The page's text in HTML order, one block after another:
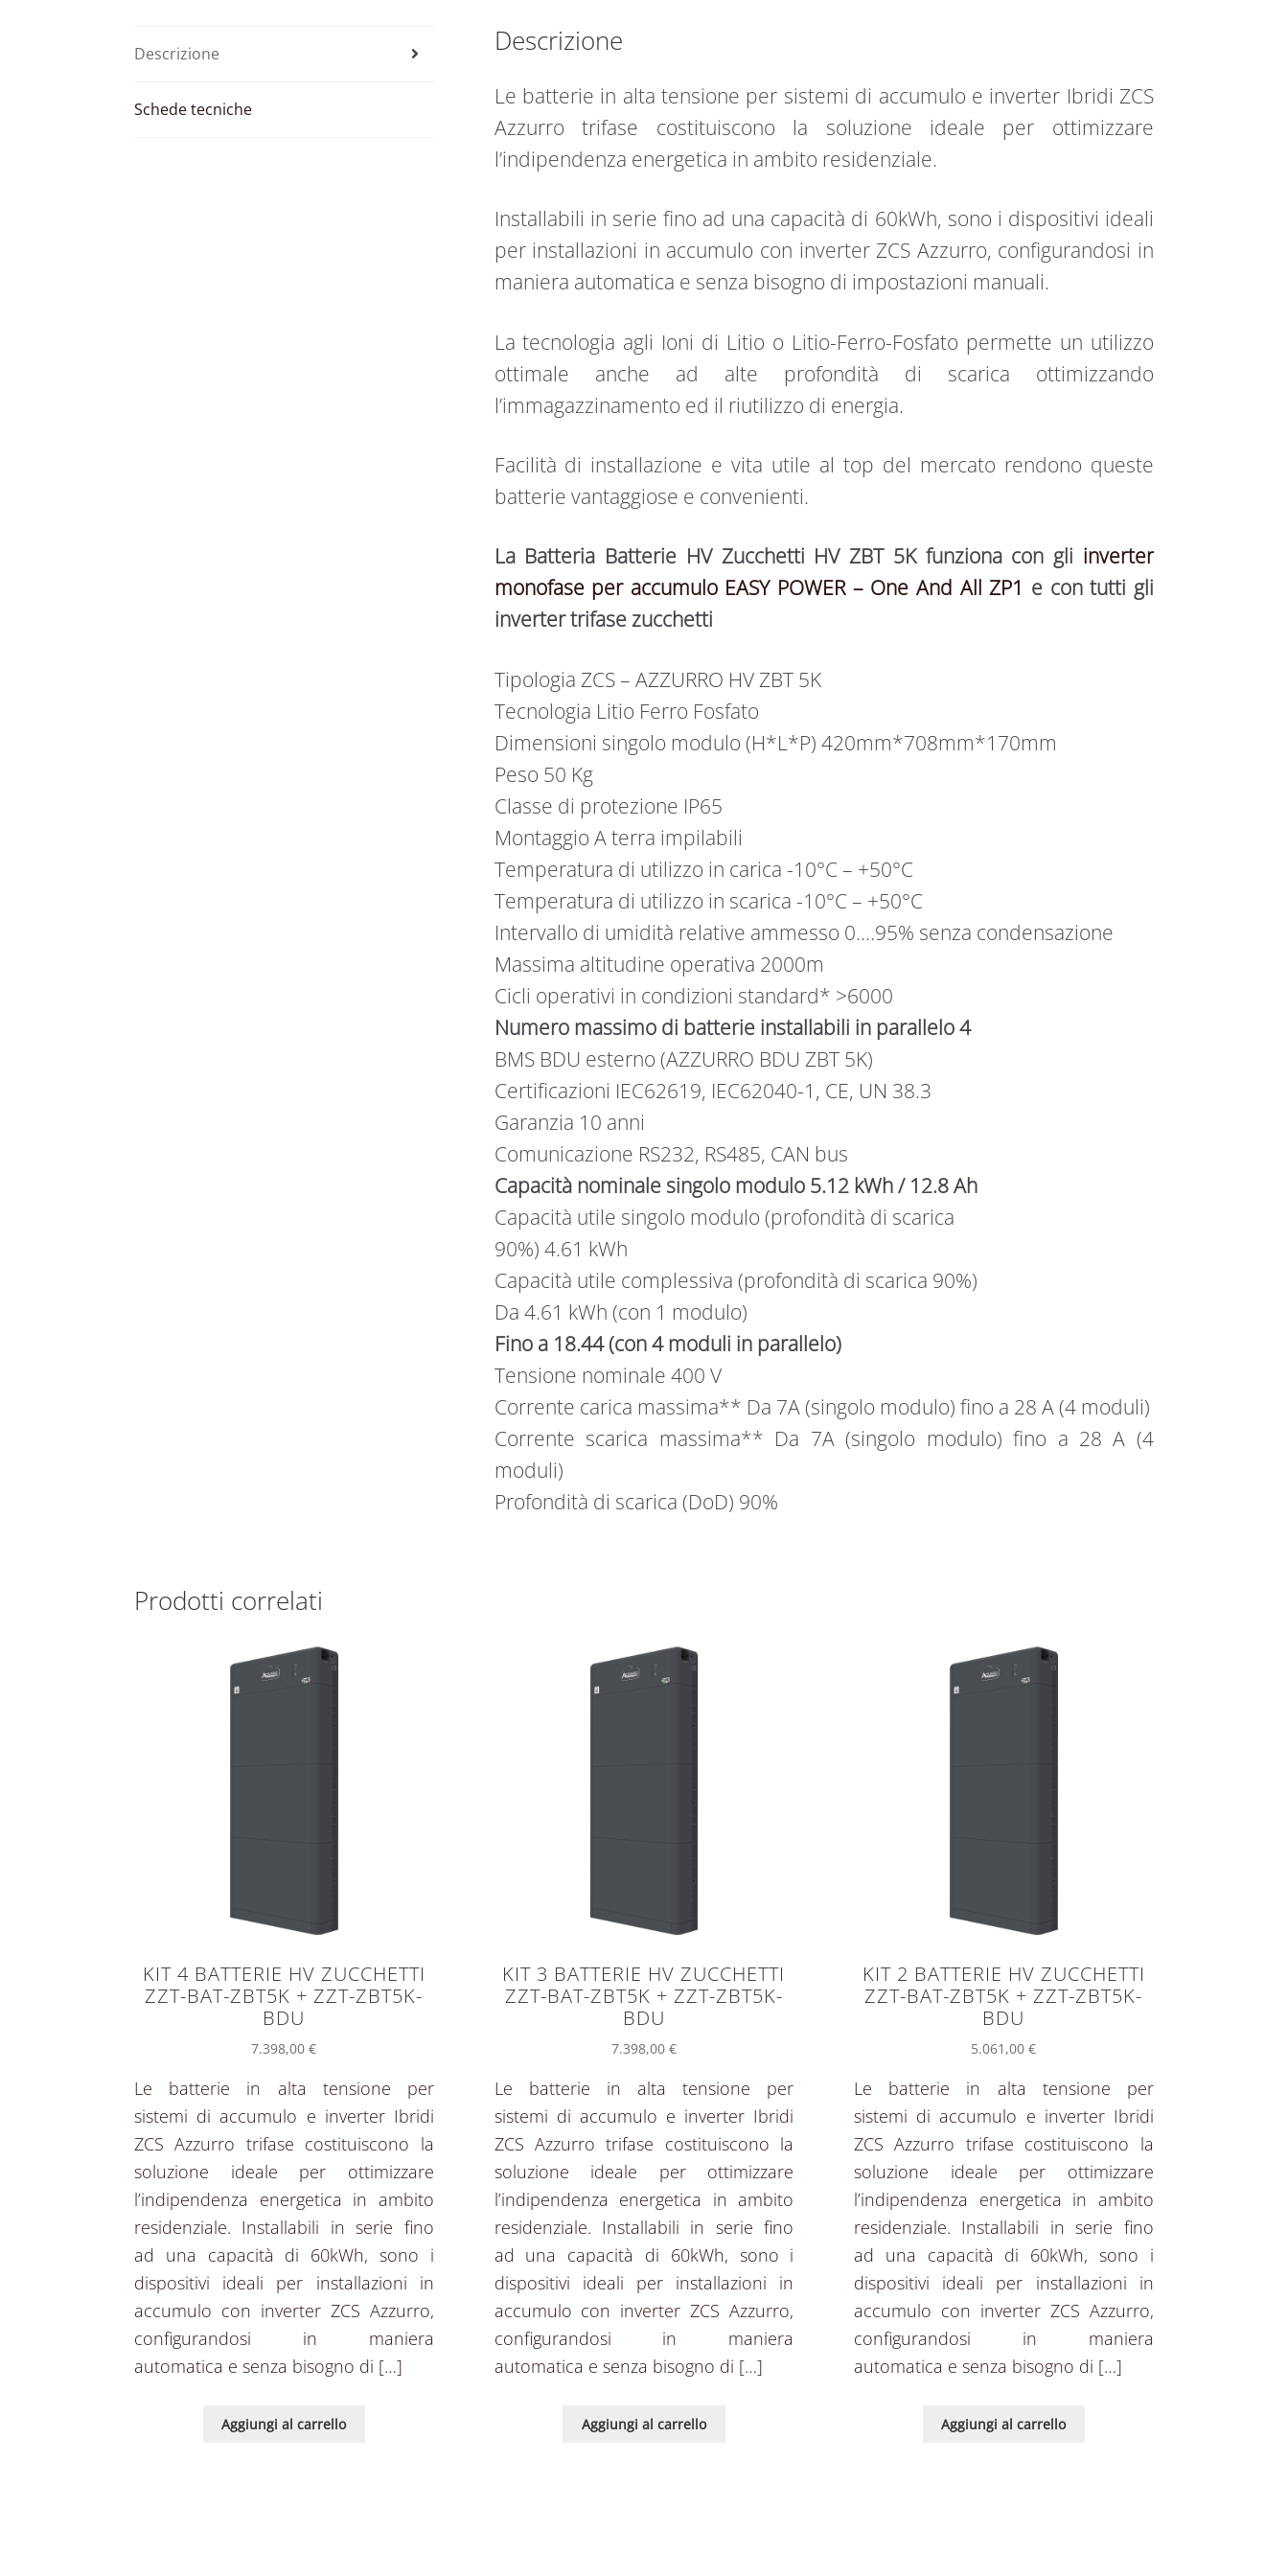
Descrizione
Schede tecniche
Descrizione
Le batterie in alta tensione per sistemi di accumulo e inverter Ibridi ZCS
Azzurro trifase costituiscono la soluzione ideale per ottimizzare
l’indipendenza energetica in ambito residenziale.
Installabili in serie fino ad una capacità di 60kWh, sono i dispositivi ideali
per installazioni in accumulo con inverter ZCS Azzurro, configurandosi in
maniera automatica e senza bisogno di impostazioni manuali.
La tecnologia agli Ioni di Litio o Litio-Ferro-Fosfato permette un utilizzo
ottimale anche ad alte profondità di scarica ottimizzando
l’immagazzinamento ed il riutilizzo di energia.
Facilità di installazione e vita utile al top del mercato rendono queste
batterie vantaggiose e convenienti.
La Batteria Batterie HV Zucchetti HV ZBT 5K funziona con gli inverter
monofase per accumulo EASY POWER – One And All ZP1 e con tutti gli
inverter trifase zucchetti
Tipologia ZCS – AZZURRO HV ZBT 5K
Tecnologia Litio Ferro Fosfato
Dimensioni singolo modulo (H*L*P) 420mm*708mm*170mm
Peso 50 Kg
Classe di protezione IP65
Montaggio A terra impilabili
Temperatura di utilizzo in carica -10°C – +50°C
Temperatura di utilizzo in scarica -10°C – +50°C
Intervallo di umidità relative ammesso 0….95% senza condensazione
Massima altitudine operativa 2000m
Cicli operativi in condizioni standard* >6000
Numero massimo di batterie installabili in parallelo 4
BMS BDU esterno (AZZURRO BDU ZBT 5K)
Certificazioni IEC62619, IEC62040-1, CE, UN 38.3
Garanzia 10 anni
Comunicazione RS232, RS485, CAN bus
Capacità nominale singolo modulo 5.12 kWh / 12.8 Ah
Capacità utile singolo modulo (profondità di scarica
90%) 4.61 kWh
Capacità utile complessiva (profondità di scarica 90%)
Da 4.61 kWh (con 1 modulo)
Fino a 18.44 (con 4 moduli in parallelo)
Tensione nominale 400 V
Corrente carica massima** Da 7A (singolo modulo) fino a 28 A (4 moduli)
Corrente scarica massima** Da 7A (singolo modulo) fino a 28 A (4
moduli)
Profondità di scarica (DoD) 90%
Prodotti correlati
KIT 4 BATTERIE HV ZUCCHETTI
ZZT-BAT-ZBT5K + ZZT-ZBT5K-
BDU
7.398,00€
Le batterie in alta tensione per
sistemi di accumulo e inverter Ibridi
ZCS Azzurro trifase costituiscono la
soluzione ideale per ottimizzare
l’indipendenza energetica in ambito
residenziale. Installabili in serie fino
ad una capacità di 60kWh, sono i
dispositivi ideali per installazioni in
accumulo con inverter ZCS Azzurro,
configurandosi in maniera
automatica e senza bisogno di […]
Aggiungi al carrello
KIT 3 BATTERIE HV ZUCCHETTI
ZZT-BAT-ZBT5K + ZZT-ZBT5K-
BDU
7.398,00 €
Le batterie in alta tensione per
sistemi di accumulo e inverter Ibridi
ZCS Azzurro trifase costituiscono la
soluzione ideale per ottimizzare
l’indipendenza energetica in ambito
residenziale. Installabili in serie fino
ad una capacità di 60kWh, sono i
dispositivi ideali per installazioni in
accumulo con inverter ZCS Azzurro,
configurandosi in maniera
automatica e senza bisogno di […]
Aggiungi al carrello
KIT 2 BATTERIE HV ZUCCHETTI
ZZT-BAT-ZBT5K + ZZT-ZBT5K-
BDU
5.061,00€
Le batterie in alta tensione per
sistemi di accumulo e inverter Ibridi
ZCS Azzurro trifase costituiscono la
soluzione ideale per ottimizzare
l’indipendenza energetica in ambito
residenziale. Installabili in serie fino
ad una capacità di 60kWh, sono i
dispositivi ideali per installazioni in
accumulo con inverter ZCS Azzurro,
configurandosi in maniera
automatica e senza bisogno di […]
Aggiungi al carrello